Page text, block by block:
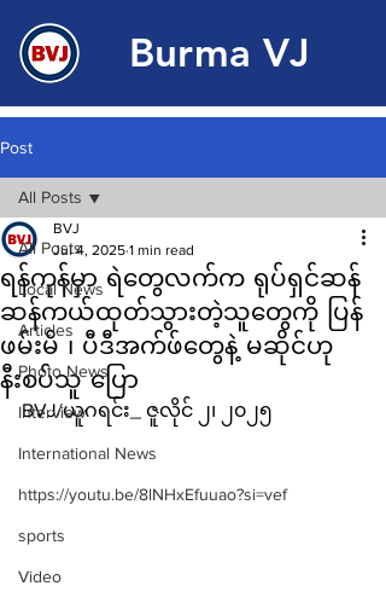
Burma VJ
Post
All Posts
Local News
Articles
Photo News
Interview
International News
https://youtu.be/8lNHxEfuuao?si=vef
sports
Video
All Posts
ရန်ကုန်မှာ ရဲတွေလက်က ရုပ်ရှင်ဆန်
ဆန်ကယ်ထုတ်သွားတဲ့သူတွေကို ပြန်
ဖမ်းမိ ၊ ပီဒီအက်ဖ်တွေနဲ့ မဆိုင်ဟု
နီးစပ်သူ ပြော
BVJ
Jul 4, 2025 1 min read
BVJ/ယူဂရင်း_ ဇူလိုင် ၂၊ ၂၀၂၅